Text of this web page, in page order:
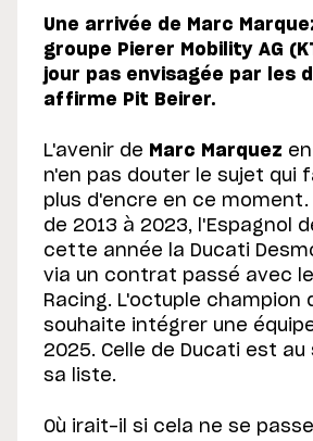
Une arrivée de Marc
groupe Pierer Mobility AG
jour pas envisagée par les
affirme Pit Beirer.
L'avenir de Marc Marquez
n'en pas douter le sujet qui
plus d'encre en ce moment.
de 2013 à 2023, l'Espagnol
cette année la Ducati
via un contrat passé avec
Racing. L'octuple champion
souhaite intégrer une
2025. Celle de Ducati est
sa liste.
Où irait-il si cela ne se